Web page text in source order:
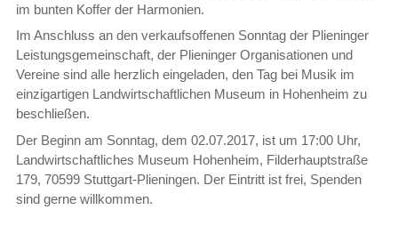
im bunten Koffer der Harmonien.
Im Anschluss an den verkaufsoffenen Sonntag der Plieninger
Leistungsgemeinschaft, der Plieninger Organisationen und
Vereine sind alle herzlich eingeladen, den Tag bei Musik im
einzigartigen Landwirtschaftlichen Museum in Hohenheim zu
beschließen.
Der Beginn am Sonntag, dem 02.07.2017, ist um 17:00 Uhr,
Landwirtschaftliches Museum Hohenheim, Filderhauptstraße
179, 70599 Stuttgart-Plieningen. Der Eintritt ist frei, Spenden
sind gerne willkommen.